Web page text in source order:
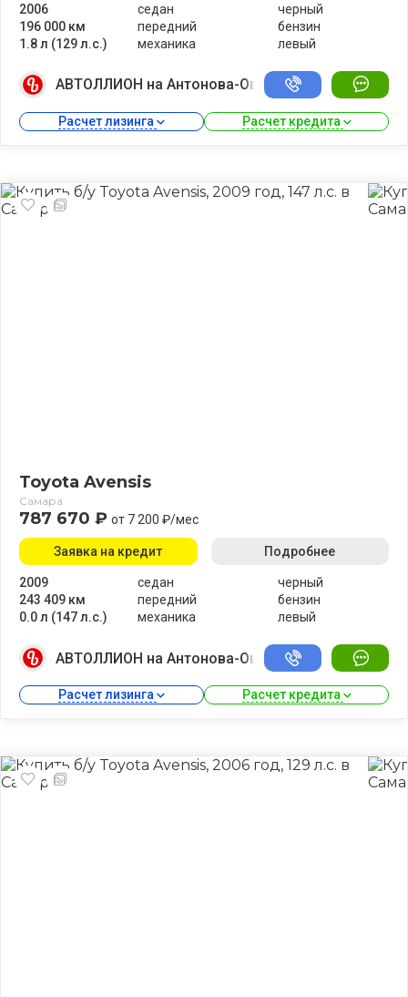
2006
196 000 км
1.8 л (129 л.с.)
седан
передний
механика
черный
бензин
левый
АВТОЛЛИОН на Антонова-Овсеенко
Расчет лизинга Расчет кредита
Toyota Avensis
Самара
787 670 ₽ от 7 200 ₽/мес
2009
243 409 км
0.0 л (147 л.с.)
седан
передний
механика
черный
бензин
левый
Заявка на кредит Подробнее
АВТОЛЛИОН на Антонова-Овсеенко
Расчет лизинга Расчет кредита